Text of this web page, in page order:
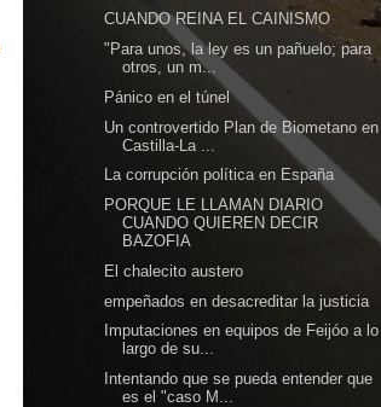
CUANDO REINA EL CAINISMO
"Para unos, la ley es un pañuelo; para
otros, un m...
Pánico en el túnel
Un controvertido Plan de Biometano en
Castilla-La ...
La corrupción política en España
PORQUE LE LLAMAN DIARIO
CUANDO QUIEREN DECIR
BAZOFIA
El chalecito austero
empeñados en desacreditar la justicia
Imputaciones en equipos de Feijóo a lo
largo de su...
Intentando que se pueda entender que
es el "caso M...